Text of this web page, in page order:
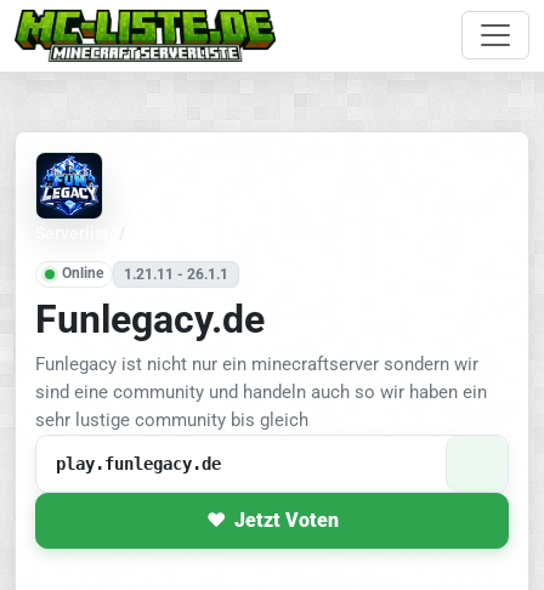
Online 1.21.11 - 26.1.1
Funlegacy.de
Funlegacy ist nicht nur ein minecraftserver sondern wir
sind eine community und handeln auch so wir haben ein
sehr lustige community bis gleich
play.funlegacy.de
Jetzt Voten